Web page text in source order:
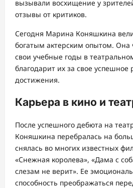
вызывали восхищение у
отзывы от критиков.
Сегодня Марина Коняшкина
богатым актерским опытом. Она
свои учебные годы в
благодарит их за свое успешное
достижения.
Карьера в кино и
После успешного дебюта на
Коняшкина перебралась на
снялась во многих известных
«Снежная королева», «Дама с
слезам не верит». Ее
способность преображаться